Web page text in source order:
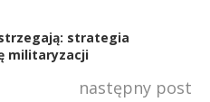
strategia
militaryzacji
następny post